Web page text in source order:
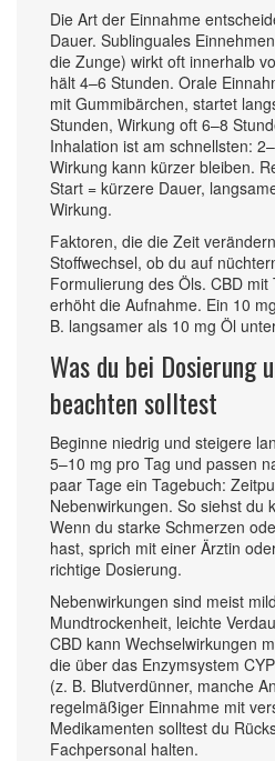
Die Art der Einnahme
Dauer. Sublinguales
die Zunge) wirkt oft innerhalb
hält 4–6 Stunden. Orale
mit Gummibärchen, startet
Stunden, Wirkung oft 6–8
Inhalation ist am schnellsten:
Wirkung kann kürzer bleiben.
Start = kürzere Dauer,
Wirkung.
Faktoren, die die Zeit
Stoffwechsel, ob du auf
Formulierung des Öls. CBD
erhöht die Aufnahme. Ein 10
B. langsamer als 10 mg Öl
Was du bei Dosierung
beachten solltest
Beginne niedrig und steigere
5–10 mg pro Tag und passen
paar Tage ein Tagebuch:
Nebenwirkungen. So siehst du
Wenn du starke Schmerzen
hast, sprich mit einer Ärztin
richtige Dosierung.
Nebenwirkungen sind meist
Mundtrockenheit, leichte
CBD kann Wechselwirkungen
die über das Enzymsystem
(z. B. Blutverdünner, manche
regelmäßiger Einnahme mit
Medikamenten solltest du
Fachpersonal halten.